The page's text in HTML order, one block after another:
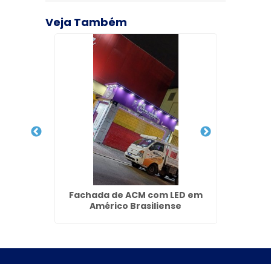
Veja Também
Fachada de ACM com LED em
Américo Brasiliense